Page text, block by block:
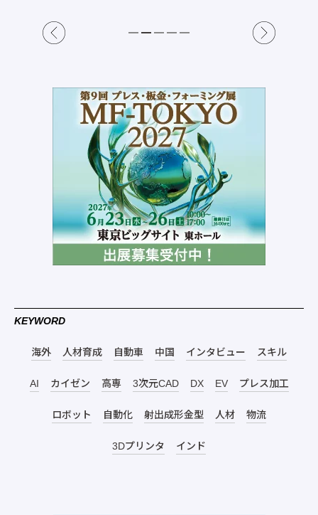
KEYWORD
海外 人材育成 自動車 中国 インタビュー スキル
AI カイゼン 高専 3次元CAD DX EV プレス加工
ロボット 自動化 射出成形金型 人材 物流
3Dプリンタ インド